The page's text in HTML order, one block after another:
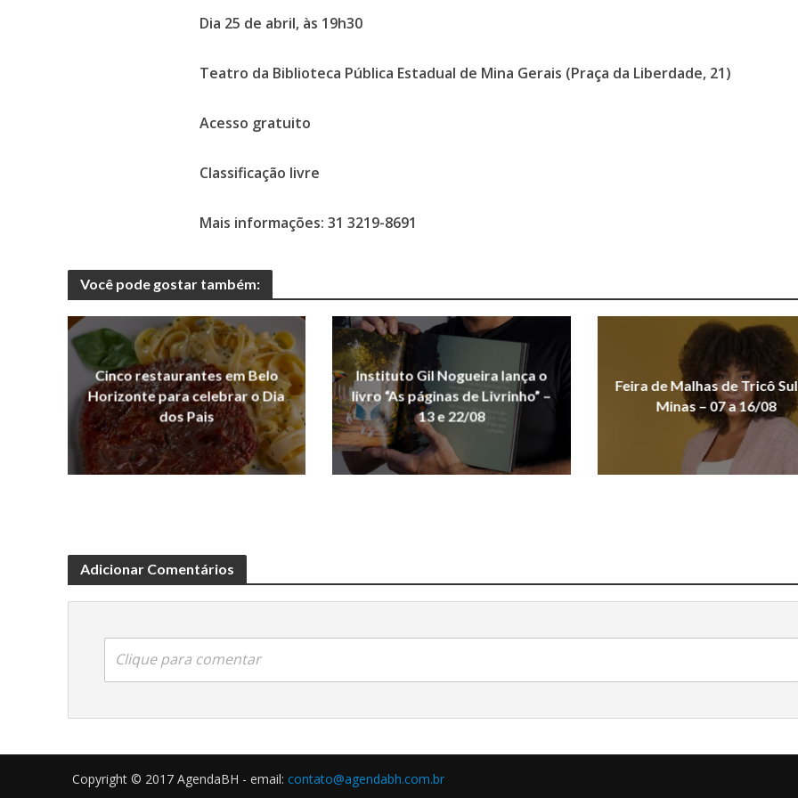
Dia 25 de abril, às 19h30
Teatro da Biblioteca Pública Estadual de Mina Gerais (Praça da Liberdade, 21)
Acesso gratuito
Classificação livre
Mais informações: 31 3219-8691
Você pode gostar também:
Cinco restaurantes em Belo
Horizonte para celebrar o Dia
dos Pais
Instituto Gil Nogueira lança o
livro “As páginas de Livrinho” –
13 e 22/08
Feira de Malhas de Tricô
Minas – 07 a 16/08
Adicionar Comentários
Clique para comentar
Copyright © 2017 AgendaBH - email: contato@agendabh.com.br